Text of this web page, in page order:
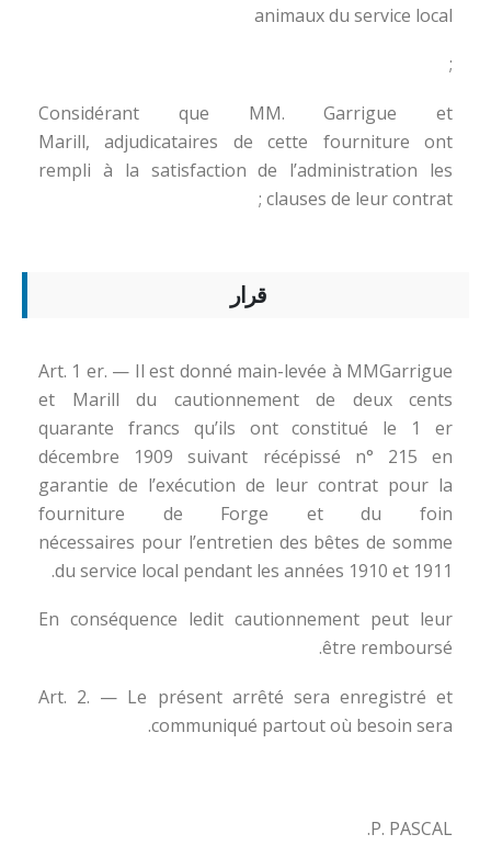
animaux du service local
;
Considérant que MM. Garrigue et
Marill, adjudicataires de cette fourniture ont
rempli à la satisfaction de l’administration les
clauses de leur contrat ;
قرار
Art. 1 er. — Il est donné main-levée à MMGarrigue
et Marill du cautionnement de deux cents
quarante francs qu’ils ont constitué le 1 er
décembre 1909 suivant récépissé n° 215 en
garantie de l’exécution de leur contrat pour la
fourniture de Forge et du foin
nécessaires pour l’entretien des bêtes de somme
du service local pendant les années 1910 et 1911.
En conséquence ledit cautionnement peut leur
être remboursé.
Art. 2. — Le présent arrêté sera enregistré et
communiqué partout où besoin sera.
P. PASCAL.